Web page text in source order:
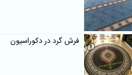
فرش گرد در دکوراسیون